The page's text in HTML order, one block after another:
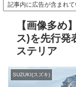
記事内に広告が含まれて
【画像多め
ス)を先行発
ステリア
SUZUKI(スズキ)